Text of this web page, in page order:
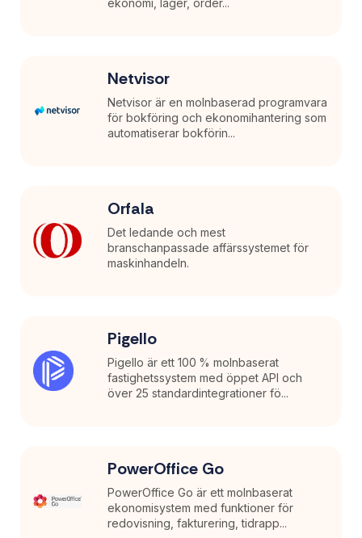
Netvisor
Netvisor är en molnbaserad programvara
för bokföring och ekonomihantering som
automatiserar bokförin...
Orfala
Det ledande och mest
branschanpassade affärssystemet för
maskinhandeln.
Pigello
Pigello är ett 100 % molnbaserat
fastighetssystem med öppet API och
över 25 standardintegrationer fö...
PowerOffice Go
PowerOffice Go är ett molnbaserat
ekonomisystem med funktioner för
redovisning, fakturering, tidrapp...